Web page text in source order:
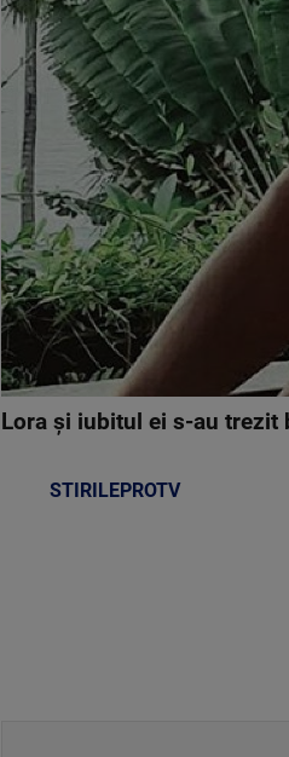
Lora și iubitul ei s-au
STIRILEPROTV